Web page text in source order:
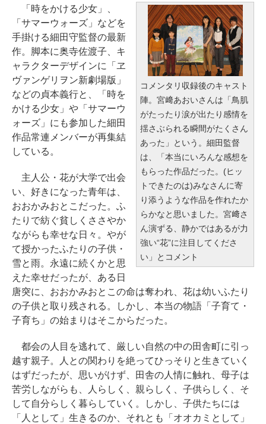
コメンタリ収録後のキャスト
陣。宮﨑あおいさんは「鳥肌
がたったり涙が出たり感情を
揺さぶられる瞬間がたくさん
あった」という。細田監督
は、「本当にいろんな感想を
もらった作品だった。(ヒッ
トできたのは)みなさんに寄
り添うような作品を作れたか
らかなと思いました。宮﨑さ
ん演ずる、静かではあるが力
強い“花”に注目してくださ
い」とコメント
「時をかける少女」、
「サマーウォーズ」などを
手掛ける細田守監督の最新
作。脚本に奥寺佐渡子、キ
ャラクターデザインに「ヱ
ヴァンゲリヲン新劇場版」
などの貞本義行と、「時を
かける少女」や「サマーウ
ォーズ」にも参加した細田
作品常連メンバーが再集結
している。
主人公・花が大学で出会
い、好きになった青年は、
おおかみおとこだった。ふ
たりで紡ぐ貧しくささやか
ながらも幸せな日々。やが
て授かったふたりの子供・
雪と雨。永遠に続くかと思
えた幸せだったが、ある日
唐突に、おおかみおとこの命は奪われ、花は幼いふたり
の子供と取り残される。しかし、本当の物語「子育て・
子育ち」の始まりはそこからだった。
都会の人目を逃れて、厳しい自然の中の田舎町に引っ
越す親子。人との関わりを絶ってひっそりと生きていく
はずだったが、思いがけず、田舎の人情に触れ、母子は
苦労しながらも、人らしく、親らしく、子供らしく、そ
して自分らしく暮らしていく。しかし、子供たちには
「人として」生きるのか、それとも「オオカミとして」